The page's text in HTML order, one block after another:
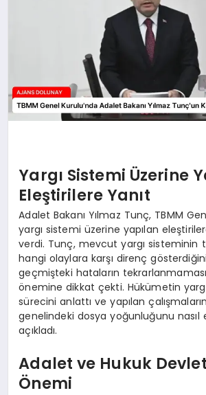
Yargı Sistemi Üzerine
Eleştirilere Yanıt
Adalet Bakanı Yılmaz Tunç, TBMM
yargı sistemi üzerine yapılan
verdi. Tunç, mevcut yargı sisteminin
hangi olaylara karşı direnç
geçmişteki hataların
önemine dikkat çekti. Hükümetin
sürecini anlattı ve yapılan
genelindeki dosya yoğunluğunu nasıl
açıkladı.
Adalet ve Hukuk
Önemi